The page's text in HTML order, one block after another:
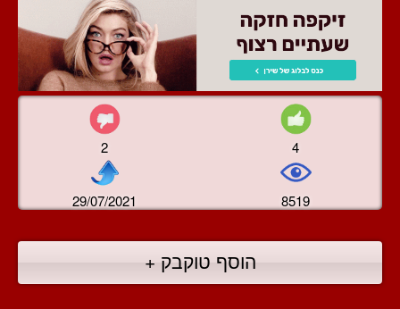
2 4
29/07/2021 8519
הוסף טוקבק +